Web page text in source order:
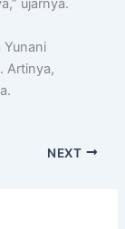
ujarnya.
Yunani
Artinya,
NEXT